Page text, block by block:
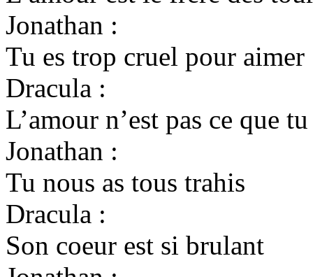
Jonathan :
Tu es trop cruel pour aimer
Dracula :
L’amour n’est pas ce que
Jonathan :
Tu nous as tous trahis
Dracula :
Son coeur est si brulant